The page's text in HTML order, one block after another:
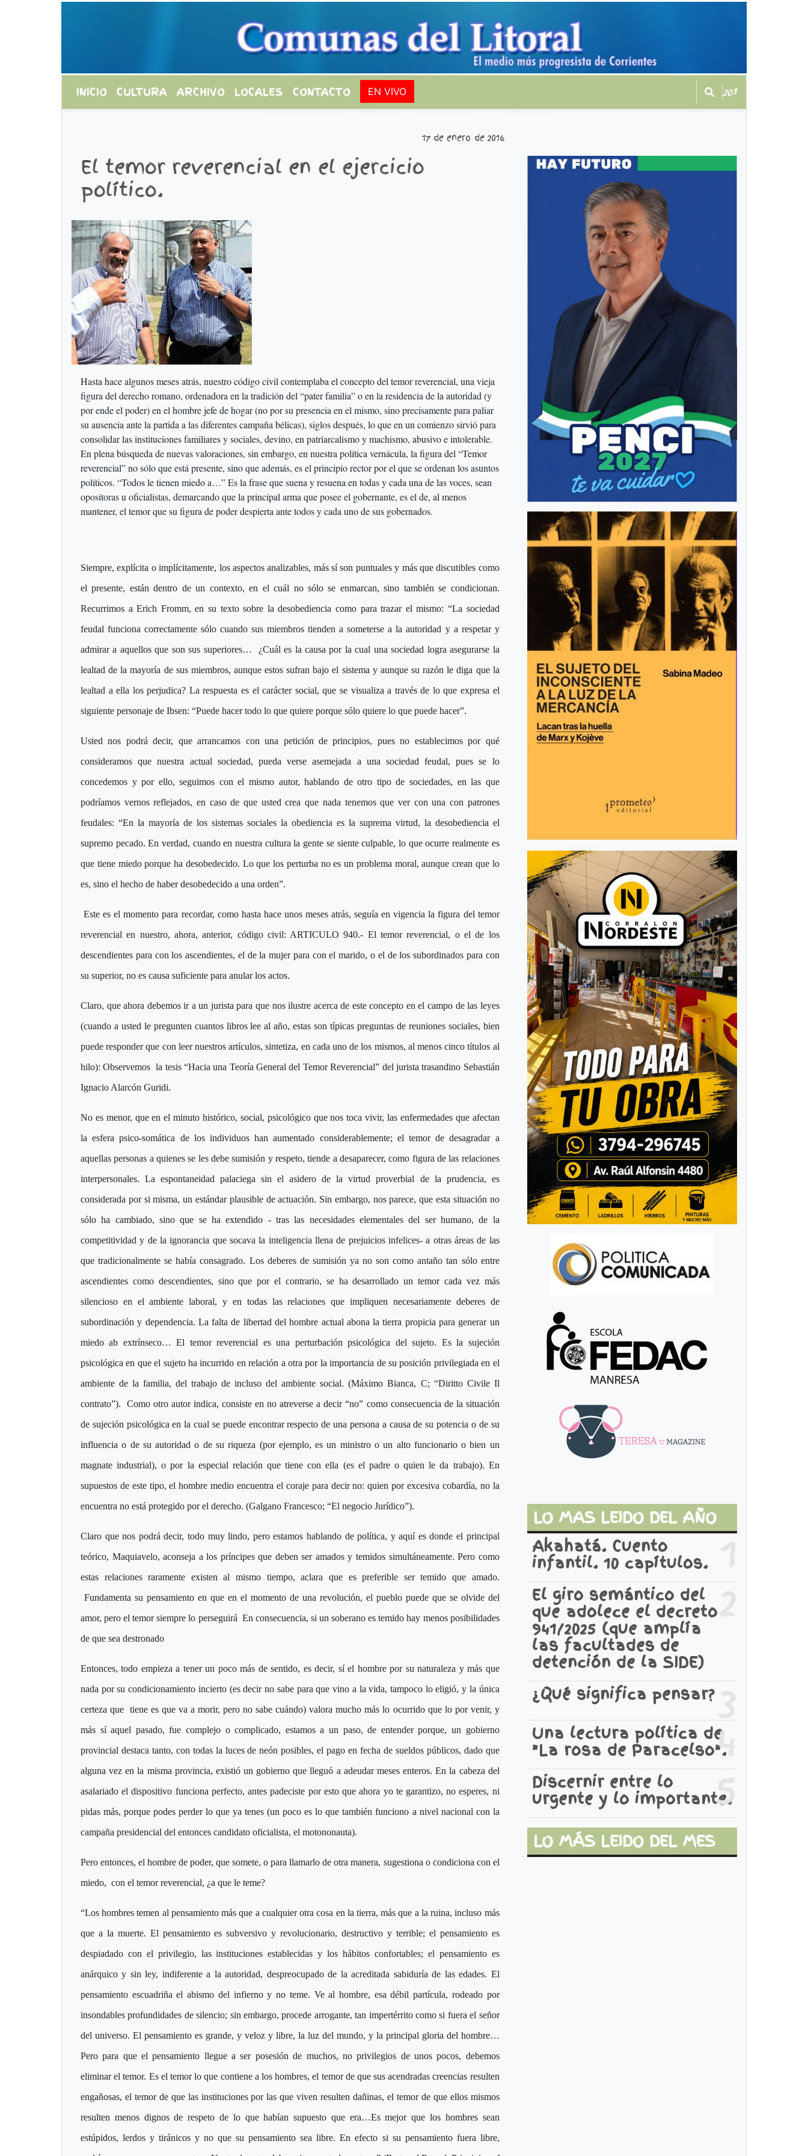
INICIO CULTURA ARCHIVO LOCALES CONTACTO EN VIVO 20º
17 de enero de 2016
El temor reverencial en el ejercicio
político.
Hasta hace algunos meses atrás, nuestro código civil contemplaba el concepto del temor reverencial, una vieja
figura del derecho romano, ordenadora en la tradición del “pater familia” o en la residencia de la autoridad (y
por ende el poder) en el hombre jefe de hogar (no por su presencia en el mismo, sino precisamente para paliar
su ausencia ante la partida a las diferentes campaña bélicas), siglos después, lo que en un comienzo sirvió para
consolidar las instituciones familiares y sociales, devino, en patriarcalismo y machismo, abusivo e intolerable.
En plena búsqueda de nuevas valoraciones, sin embargo, en nuestra política vernácula, la figura del “Temor
reverencial” no sólo que está presente, sino que además, es el principio rector por el que se ordenan los asuntos
políticos. “Todos le tienen miedo a…” Es la frase que suena y resuena en todas y cada una de las voces, sean
opositoras u oficialistas, demarcando que la principal arma que posee el gobernante, es el de, al menos
mantener, el temor que su figura de poder despierta ante todos y cada uno de sus gobernados.
Siempre, explícita o implícitamente, los aspectos analizables, más sí son puntuales y más que discutibles como
el presente, están dentro de un contexto, en el cuál no sólo se enmarcan, sino también se condicionan.
Recurrimos a Erich Fromm, en su texto sobre la desobediencia como para trazar el mismo: “La sociedad
feudal funciona correctamente sólo cuando sus miembros tienden a someterse a la autoridad y a respetar y
admirar a aquellos que son sus superiores… ¿Cuál es la causa por la cual una sociedad logra asegurarse la
lealtad de la mayoría de sus miembros, aunque estos sufran bajo el sistema y aunque su razón le diga que la
lealtad a ella los perjudica? La respuesta es el carácter social, que se visualiza a través de lo que expresa el
siguiente personaje de Ibsen: “Puede hacer todo lo que quiere porque sólo quiere lo que puede hacer”.
Usted nos podrá decir, que arrancamos con una petición de principios, pues no establecimos por qué
consideramos que nuestra actual sociedad, pueda verse asemejada a una sociedad feudal, pues se lo
concedemos y por ello, seguimos con el mismo autor, hablando de otro tipo de sociedades, en las que
podríamos vernos reflejados, en caso de que usted crea que nada tenemos que ver con una con patrones
feudales: “En la mayoría de los sistemas sociales la obediencia es la suprema virtud, la desobediencia el
supremo pecado. En verdad, cuando en nuestra cultura la gente se siente culpable, lo que ocurre realmente es
que tiene miedo porque ha desobedecido. Lo que los perturba no es un problema moral, aunque crean que lo
es, sino el hecho de haber desobedecido a una orden”.
Este es el momento para recordar, como hasta hace unos meses atrás, seguía en vigencia la figura del temor
reverencial en nuestro, ahora, anterior, código civil: ARTICULO 940.- El temor reverencial, o el de los
descendientes para con los ascendientes, el de la mujer para con el marido, o el de los subordinados para con
su superior, no es causa suficiente para anular los actos.
Claro, que ahora debemos ir a un jurista para que nos ilustre acerca de este concepto en el campo de las leyes
(cuando a usted le pregunten cuantos libros lee al año, estas son típicas preguntas de reuniones sociales, bien
puede responder que con leer nuestros artículos, sintetiza, en cada uno de los mismos, al menos cinco títulos al
hilo): Observemos la tesis “Hacia una Teoría General del Temor Reverencial” del jurista trasandino Sebastián
Ignacio Alarcón Guridi.
No es menor, que en el minuto histórico, social, psicológico que nos toca vivir, las enfermedades que afectan
la esfera psico-somática de los individuos han aumentado considerablemente; el temor de desagradar a
aquellas personas a quienes se les debe sumisión y respeto, tiende a desaparecer, como figura de las relaciones
interpersonales. La espontaneidad palaciega sin el asidero de la virtud proverbial de la prudencia, es
considerada por si misma, un estándar plausible de actuación. Sin embargo, nos parece, que esta situación no
sólo ha cambiado, sino que se ha extendido - tras las necesidades elementales del ser humano, de la
competitividad y de la ignorancia que socava la inteligencia llena de prejuicios infelices- a otras áreas de las
que tradicionalmente se había consagrado. Los deberes de sumisión ya no son como antaño tan sólo entre
ascendientes como descendientes, sino que por el contrario, se ha desarrollado un temor cada vez más
silencioso en el ambiente laboral, y en todas las relaciones que impliquen necesariamente deberes de
subordinación y dependencia. La falta de libertad del hombre actual abona la tierra propicia para generar un
miedo ab extrínseco… El temor reverencial es una perturbación psicológica del sujeto. Es la sujeción
psicológica en que el sujeto ha incurrido en relación a otra por la importancia de su posición privilegiada en el
ambiente de la familia, del trabajo de incluso del ambiente social. (Máximo Bianca, C; “Diritto Civile Il
contrato”). Como otro autor indica, consiste en no atreverse a decir “no” como consecuencia de la situación
de sujeción psicológica en la cual se puede encontrar respecto de una persona a causa de su potencia o de su
influencia o de su autoridad o de su riqueza (por ejemplo, es un ministro o un alto funcionario o bien un
magnate industrial), o por la especial relación que tiene con ella (es el padre o quien le da trabajo). En
supuestos de este tipo, el hombre medio encuentra el coraje para decir no: quien por excesiva cobardía, no la
encuentra no está protegido por el derecho. (Galgano Francesco; “El negocio Jurídico”).
Claro que nos podrá decir, todo muy lindo, pero estamos hablando de política, y aquí es donde el principal
teórico, Maquiavelo, aconseja a los príncipes que deben ser amados y temidos simultáneamente. Pero como
estas relaciones raramente existen al mismo tiempo, aclara que es preferible ser temido que amado.
Fundamenta su pensamiento en que en el momento de una revolución, el pueblo puede que se olvide del
amor, pero el temor siempre lo perseguirá En consecuencia, si un soberano es temido hay menos posibilidades
de que sea destronado
Entonces, todo empieza a tener un poco más de sentido, es decir, sí el hombre por su naturaleza y más que
nada por su condicionamiento incierto (es decir no sabe para que vino a la vida, tampoco lo eligió, y la única
certeza que tiene es que va a morir, pero no sabe cuándo) valora mucho más lo ocurrido que lo por venir, y
más sí aquel pasado, fue complejo o complicado, estamos a un paso, de entender porque, un gobierno
provincial destaca tanto, con todas la luces de neón posibles, el pago en fecha de sueldos públicos, dado que
alguna vez en la misma provincia, existió un gobierno que lleguó a adeudar meses enteros. En la cabeza del
asalariado el dispositivo funciona perfecto, antes padeciste por esto que ahora yo te garantizo, no esperes, ni
pidas más, porque podes perder lo que ya tenes (un poco es lo que también funciono a nivel nacional con la
campaña presidencial del entonces candidato oficialista, el motononauta).
Pero entonces, el hombre de poder, que somete, o para llamarlo de otra manera, sugestiona o condiciona con el
miedo, con el temor reverencial, ¿a que le teme?
“Los hombres temen al pensamiento más que a cualquier otra cosa en la tierra, más que a la ruina, incluso más
que a la muerte. El pensamiento es subversivo y revolucionario, destructivo y terrible; el pensamiento es
despiadado con el privilegio, las instituciones establecidas y los hábitos confortables; el pensamiento es
anárquico y sin ley, indiferente a la autoridad, despreocupado de la acreditada sabiduría de las edades. El
pensamiento escuadriña el abismo del infierno y no teme. Ve al hombre, esa débil partícula, rodeado por
insondables profundidades de silencio; sin embargo, procede arrogante, tan impertérrito como si fuera el señor
del universo. El pensamiento es grande, y veloz y libre, la luz del mundo, y la principal gloria del hombre…
Pero para que el pensamiento llegue a ser posesión de muchos, no privilegios de unos pocos, debemos
eliminar el temor. Es el temor lo que contiene a los hombres, el temor de que sus acendradas creencias resulten
engañosas, el temor de que las instituciones por las que viven resulten dañinas, el temor de que ellos mismos
resulten menos dignos de respeto de lo que habían supuesto que era…Es mejor que los hombres sean
estúpidos, lerdos y tiránicos y no que su pensamiento sea libre. En efecto si su pensamiento fuera libre,
LO MAS LEIDO DEL AÑO
1
Akahatá. Cuento
infantil. 10 capítulos.
2
El giro semántico del
que adolece el decreto
941/2025 (que amplía
las facultades de
detención de la SIDE)
3
¿Qué significa pensar?
4
Una lectura política de
"La rosa de Paracelso".
5
Discernir entre lo
urgente y lo importante.
LO MÁS LEIDO DEL MES